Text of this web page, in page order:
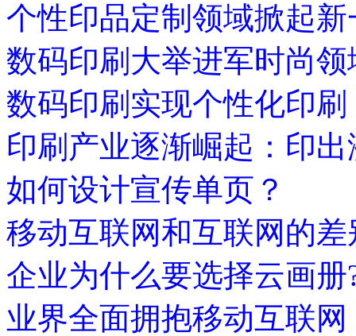
个性印品定制领域掀起
数码印刷大举进军时尚
数码印刷实现个性化印刷
印刷产业逐渐崛起：印
如何设计宣传单页？
移动互联网和互联网的
企业为什么要选择云画册
业界全面拥抱移动互联网